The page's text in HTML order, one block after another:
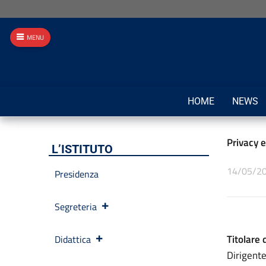
HOME NEWS
Privacy
14/05/
Titolare
L’ISTITUTO
Presidenza
Segreteria
Didattica
MENU